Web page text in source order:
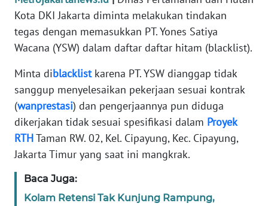
Kota DKI Jakarta diminta melakukan tindakan
tegas dengan memasukkan PT. Yones Satiya
Wacana (YSW) dalam daftar daftar hitam (blacklist).
Minta diblacklistkarena PT. YSW dianggap tidak
sanggup menyelesaikan pekerjaan sesuai kontrak
(wanprestasi) dan pengerjaannya pun diduga
dikerjakan tidak sesuai spesifikasi dalam Proyek
RTHTaman RW. 02, Kel. Cipayung, Kec. Cipayung,
Jakarta Timur yang saat ini mangkrak.
Baca Juga:
Kolam Retensi Tak Kunjung Rampung,
DISCLAIMER
Wahana
Regional
SUMUT